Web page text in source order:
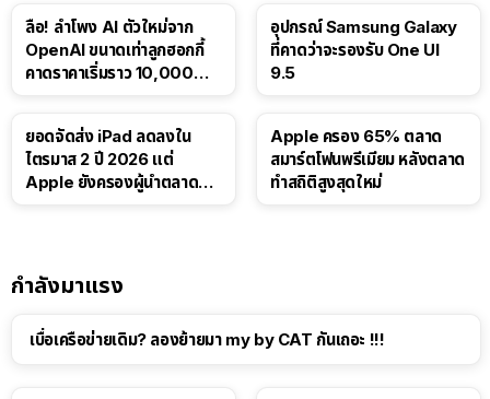
ลือ! ลำโพง AI ตัวใหม่จาก
OpenAI ขนาดเท่าลูกฮอกกี้
คาดราคาเริ่มราว 10,000
อุปกรณ์ Samsung Galaxy
ที่คาดว่าจะรองรับ One UI
9.5
ยอดจัดส่ง iPad ลดลงใน
ไตรมาส 2 ปี 2026 แต่
Apple ยังครองผู้นำตลาด
Apple ครอง 65% ตลาด
สมาร์ตโฟนพรีเมียม หลังตลาด
ทำสถิติสูงสุดใหม่
กำลังมาแรง
เบื่อเครือข่ายเดิม? ลองย้ายมา my by CAT กันเถอะ !!!